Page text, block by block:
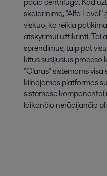
skaidrinimą, "Alfa Laval"
viskuo, ko reikia
atskyrimui užtikrinti. Tai
sprendimus, taip pat
kitus susijusius proceso
"Claras" sistemoms
kilnojamos platformos
sistemose
laikančio nerūdijančio